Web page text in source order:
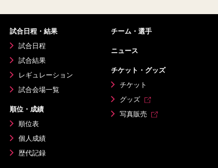
試合日程・結果
試合日程
試合結果
レギュレーション
試合会場一覧
順位・成績
順位表
個人成績
歴代記録
チーム・選手
ニュース
チケット・グッズ
チケット
グッズ
写真販売